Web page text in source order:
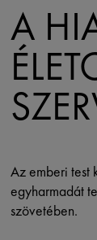
A
Az emberi test
egyharmadát
szövetében.